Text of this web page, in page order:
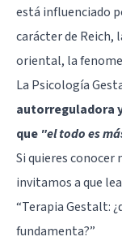
está influenciado
carácter de
oriental, la
La Psicología
autorreguladora
que "eltodo es
Si quieres
invitamos a que
“Terapia Gestalt:
fundamenta?”